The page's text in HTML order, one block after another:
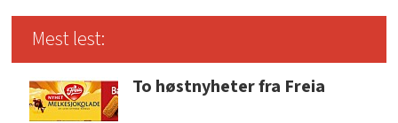
Mest lest:
To høstnyheter fra Freia